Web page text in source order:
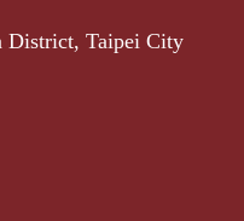
District, Taipei City